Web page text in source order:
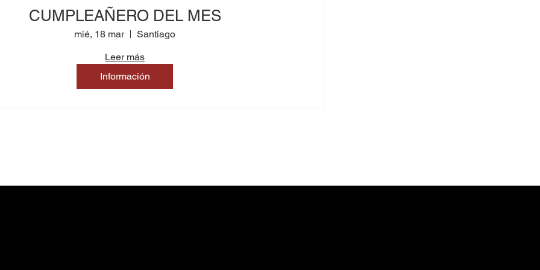
CUMPLEAÑERO DEL MES
mié, 18 mar
Santiago
Leer más
Información